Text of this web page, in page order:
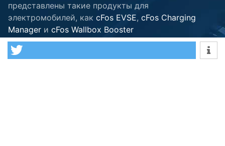
представлены такие продукты для
электромобилей, как cFos EVSE, cFos Charging
Manager и cFos Wallbox Booster